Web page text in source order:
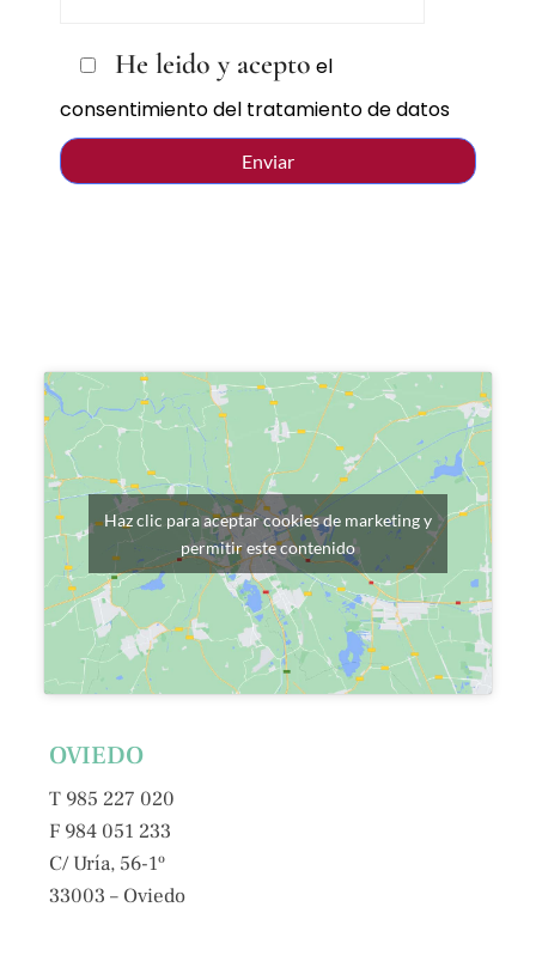
He leido y acepto el
consentimiento del tratamiento de datos
Haz clic para aceptar cookies de marketing y
permitir este contenido
OVIEDO
T 985 227 020
F 984 051 233
C/ Uría, 56-1º
33003 – Oviedo